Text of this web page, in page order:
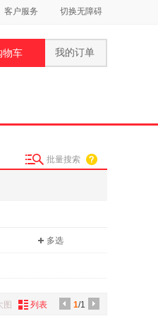
客户服务 切换无障碍
物车 我的订单
批量搜索
多选
1/1
图 列表